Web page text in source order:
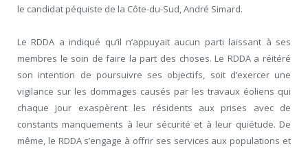
le candidat péquiste de la Côte-du-Sud, André Simard.
Le RDDA a indiqué qu’il n’appuyait aucun parti laissant à ses
membres le soin de faire la part des choses. Le RDDA a réitéré
son intention de poursuivre ses objectifs, soit d’exercer une
vigilance sur les dommages causés par les travaux éoliens qui
chaque jour exaspèrent les résidents aux prises avec de
constants manquements à leur sécurité et à leur quiétude. De
même, le RDDA s’engage à offrir ses services aux populations et